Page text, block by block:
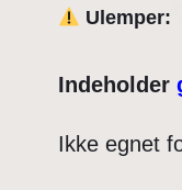
Ulemper:
Indeholder
Ikke egnet